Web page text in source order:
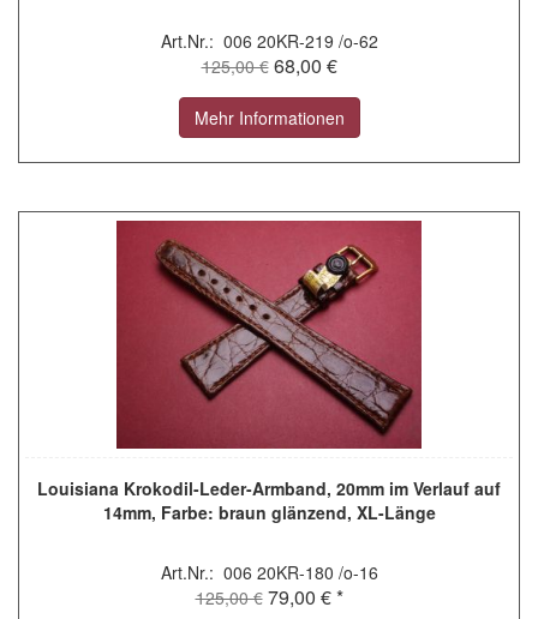
Art.Nr.: 006 20KR-219 /o-62
125,00 € 68,00 €
Mehr Informationen
Louisiana Krokodil-Leder-Armband, 20mm im Verlauf auf
14mm, Farbe: braun glänzend, XL-Länge
Art.Nr.: 006 20KR-180 /o-16
125,00 € 79,00 € *